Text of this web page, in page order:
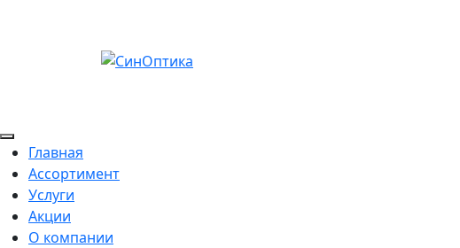
Главная
Ассортимент
Услуги
Акции
О компании